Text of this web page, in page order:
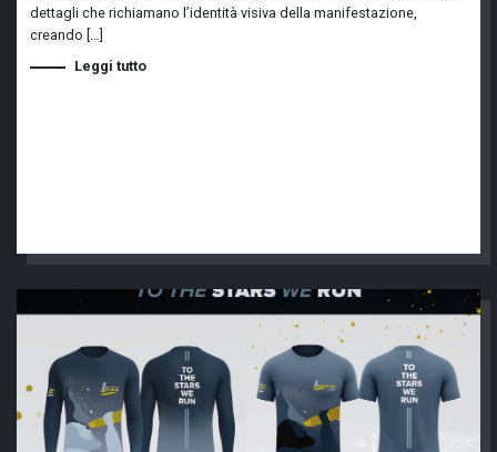
dettagli che richiamano l’identità visiva della manifestazione,
creando […]
Leggi tutto